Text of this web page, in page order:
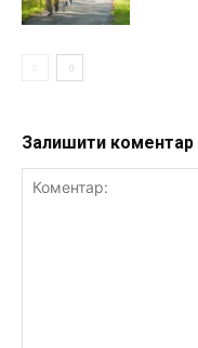
Залишити коментар